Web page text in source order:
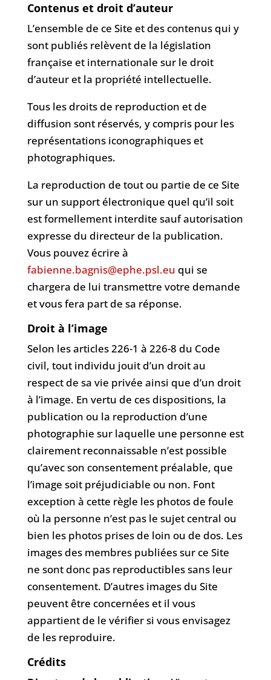
Contenus et droit d’auteur
L’ensemble de ce Site et des contenus qui y
sont publiés relèvent de la législation
française et internationale sur le droit
d’auteur et la propriété intellectuelle.
Tous les droits de reproduction et de
diffusion sont réservés, y compris pour les
représentations iconographiques et
photographiques.
La reproduction de tout ou partie de ce Site
sur un support électronique quel qu’il soit
est formellement interdite sauf autorisation
expresse du directeur de la publication.
Vous pouvez écrire à
fabienne.bagnis@ephe.psl.eu qui se
chargera de lui transmettre votre demande
et vous fera part de sa réponse.
Droit à l’image
Selon les articles 226-1 à 226-8 du Code
civil, tout individu jouit d’un droit au
respect de sa vie privée ainsi que d’un droit
à l’image. En vertu de ces dispositions, la
publication ou la reproduction d’une
photographie sur laquelle une personne est
clairement reconnaissable n’est possible
qu’avec son consentement préalable, que
l’image soit préjudiciable ou non. Font
exception à cette règle les photos de foule
où la personne n’est pas le sujet central ou
bien les photos prises de loin ou de dos. Les
images des membres publiées sur ce Site
ne sont donc pas reproductibles sans leur
consentement. D’autres images du Site
peuvent être concernées et il vous
appartient de le vérifier si vous envisagez
de les reproduire.
Crédits